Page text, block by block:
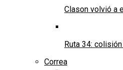
Clason volvió a
Ruta 34:
Correa